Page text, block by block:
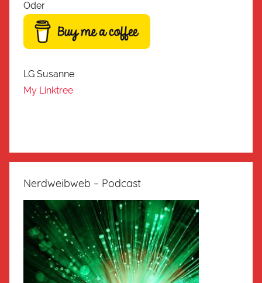
Oder
LG Susanne
My Linktree
Nerdweibweb – Podcast